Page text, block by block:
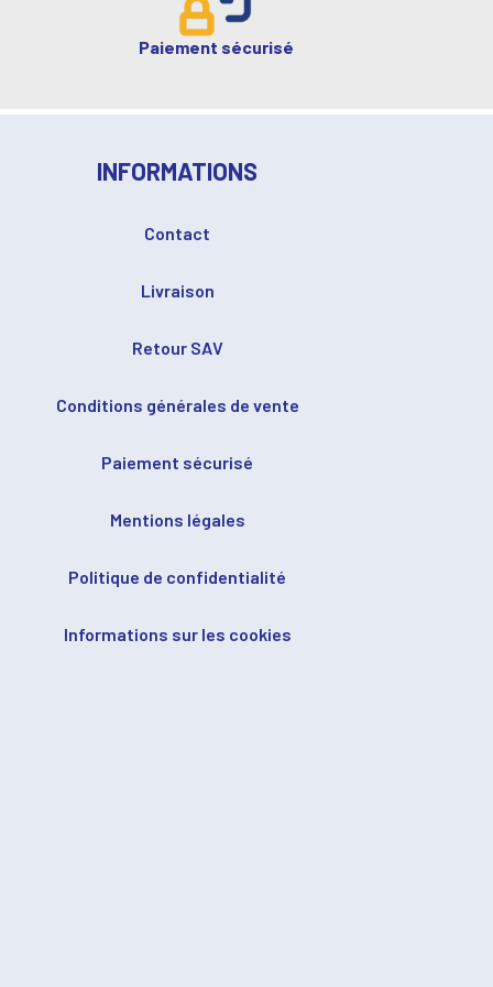
Paiement sécurisé
INFORMATIONS
Contact
Livraison
Retour SAV
Conditions générales de vente
Paiement sécurisé
Mentions légales
Politique de confidentialité
Informations sur les cookies